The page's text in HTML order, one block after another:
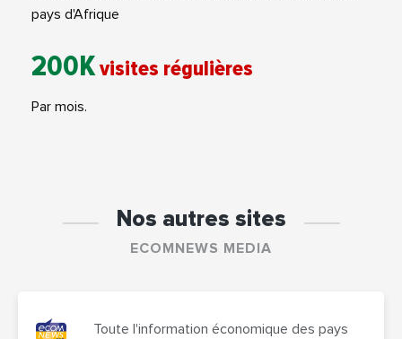
pays d'Afrique
200Kvisites régulières
Par mois.
Nos autres sites
ECOMNEWS MEDIA
Toute l'information économique des pays